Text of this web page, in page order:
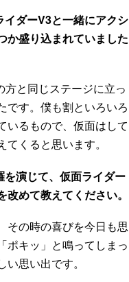
ダーV3と一緒にアクシ
か盛り込まれていました
と同じステージに立っ
です。僕も割といろいろ
いるもので、仮面はして
くると思います。
演じて、仮面ライダー
めて教えてください。
その時の喜びを今日も思
ポキッ」と鳴ってしまっ
思い出です。